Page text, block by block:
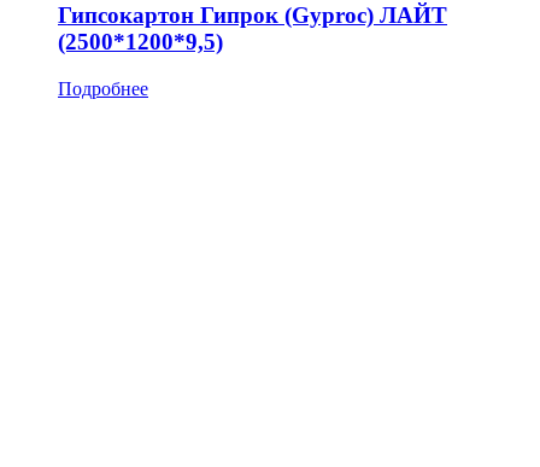
Гипсокартон Гипрок (Gyproc) ЛАЙТ
(2500*1200*9,5)
Подробнее